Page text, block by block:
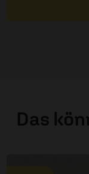
Das